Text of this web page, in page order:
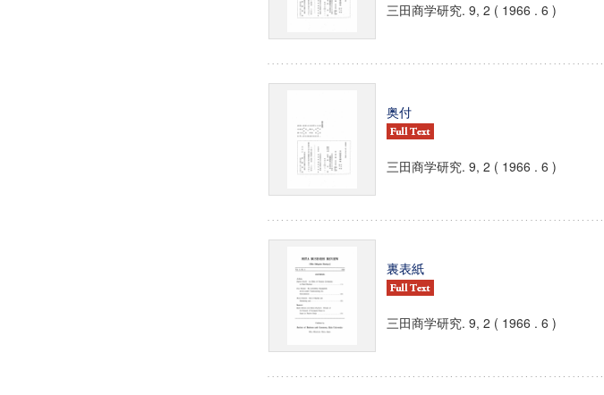
三田商学研究. 9, 2 ( 1966 . 6 )
奥付
三田商学研究. 9, 2 ( 1966 . 6 )
裏表紙
三田商学研究. 9, 2 ( 1966 . 6 )